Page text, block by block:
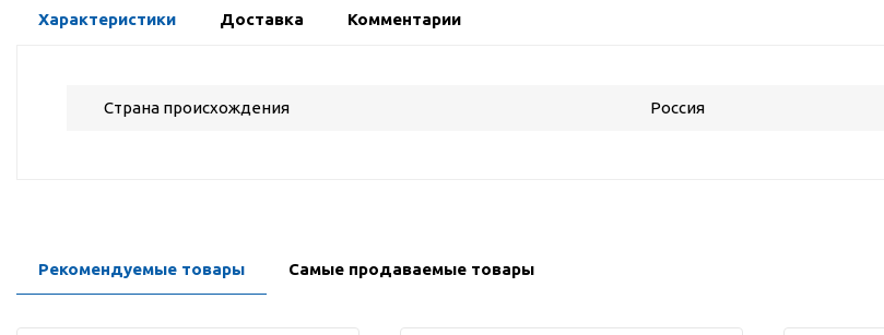
Характеристики Доставка Комментарии
Страна происхождения Россия
Рекомендуемые товары Самые продаваемые товары